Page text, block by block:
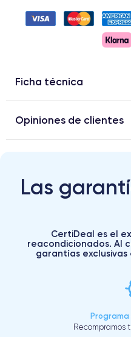
Ficha técnica
Opiniones de clientes
Las
CertiDeal es el
reacondicionados. Al
garantías
Recompramos